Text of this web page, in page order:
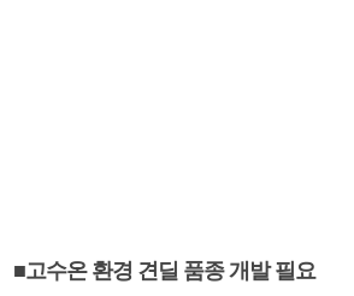
■고수온 환경 견딜 품종 개발 필요